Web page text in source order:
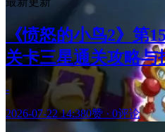
《愤怒的小鸟2》第
关卡三星通关攻略与
-
2026-07-22 14:380赞 · 0评论